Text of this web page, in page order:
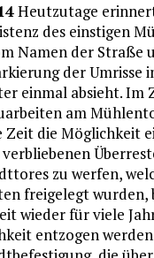
Heutzutage
des einstigen
Namen der Straße
der Umrisse
einmal absieht. Im
am
Zeit die Möglichkeit
zu werfen,
freigelegt wurden,
wieder für viele
entzogen